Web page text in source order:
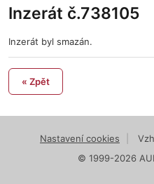
Inzerát č.738105
Inzerát byl smazán.
« Zpět
Nastavení cookies
© 1999-2026